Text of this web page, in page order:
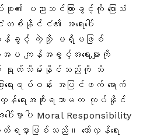
စု၏ ပညာသင်ကြားခွင့်ကို ပြောသံ
စ်နိုင်ငံ၏ အရေးပေါ်
သန်ခွင့် ကဲ့သို့ မရှိမဖြစ်
းမှအပ ကျန်အခွင့်အရေးများကို
လိုက် ရုတ်သိမ်းနိုင်သည်ကို သိ
ရေးရပ်ဝန်း အပြင်ဖက် ရောက်
လှန်ရေးအစိုးရသာမက လုပ်နိုင်
ာပါ Moral Responsibility
ာဖြစ်သည်။ တော်လှန်ရေး